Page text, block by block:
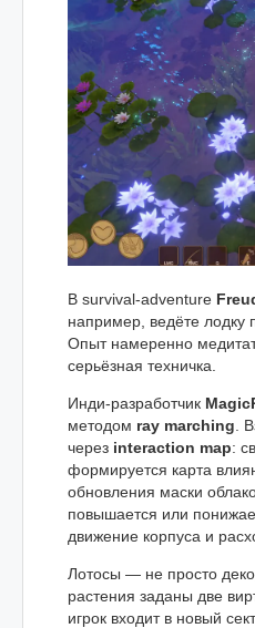
В survival-adventure
например, ведёте лодку
Опыт намеренно
серьёзная техничка.
Инди-разработчик
методом ray marching .
через interaction map:
формируется карта
обновления маски
повышается или
движение корпуса и
Лотосы — не просто
растения заданы две
игрок входит в новый